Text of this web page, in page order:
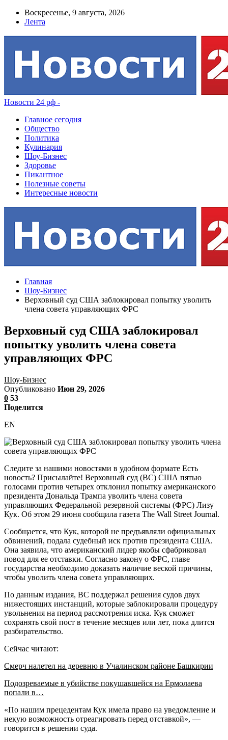
Воскресенье, 9 августа, 2026
Лента
Новости 24 рф -
Главное сегодня
Общество
Политика
Кулинария
Шоу-Бизнес
Здоровье
Пикантное
Полезные советы
Интересные новости
Главная
Шоу-Бизнес
Верховный суд США заблокировал попытку уволить
члена совета управляющих ФРС
Верховный суд США заблокировал
попытку уволить члена совета
управляющих ФРС
Шоу-Бизнес
Опубликовано Июн 29, 2026
0 53
Поделится
EN
Следите за нашими новостями в удобном формате Есть
новость? Присылайте! Верховный суд (ВС) США пятью
голосами против четырех отклонил попытку американского
президента Дональда Трампа уволить члена совета
управляющих Федеральной резервной системы (ФРС) Лизу
Кук. Об этом 29 июня сообщила газета The Wall Street Journal.
Сообщается, что Кук, которой не предъявляли официальных
обвинений, подала судебный иск против президента США.
Она заявила, что американский лидер якобы сфабриковал
повод для ее отставки. Согласно закону о ФРС, главе
государства необходимо доказать наличие веской причины,
чтобы уволить члена совета управляющих.
По данным издания, ВС поддержал решения судов двух
нижестоящих инстанций, которые заблокировали процедуру
увольнения на период рассмотрения иска. Кук сможет
сохранять свой пост в течение месяцев или лет, пока длится
разбирательство.
Сейчас читают:
Смерч налетел на деревню в Учалинском районе Башкирии
Подозреваемые в убийстве покушавшейся на Ермолаева
попали в…
«По нашим прецедентам Кук имела право на уведомление и
некую возможность отреагировать перед отставкой», —
говорится в решении суда.